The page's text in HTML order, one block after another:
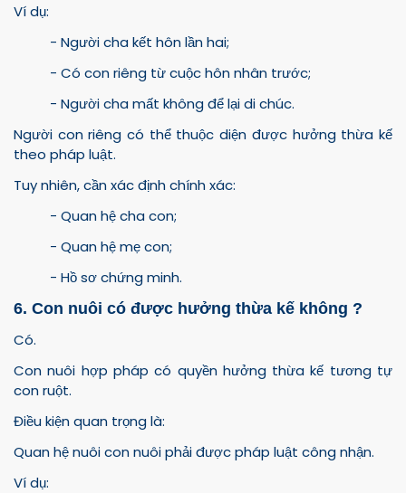
Ví dụ:
- Người cha kết hôn lần hai;
- Có con riêng từ cuộc hôn nhân trước;
- Người cha mất không để lại di chúc.
Người con riêng có thể thuộc diện được hưởng thừa kế
theo pháp luật.
Tuy nhiên, cần xác định chính xác:
- Quan hệ cha con;
- Quan hệ mẹ con;
- Hồ sơ chứng minh.
6. Con nuôi có được hưởng thừa kế không ?
Có.
Con nuôi hợp pháp có quyền hưởng thừa kế tương tự
con ruột.
Điều kiện quan trọng là:
Quan hệ nuôi con nuôi phải được pháp luật công nhận.
Ví dụ: